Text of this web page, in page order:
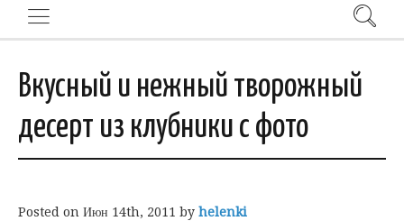
Вкусный и нежный творожный
десерт из клубники с фото
Posted on Июн 14th, 2011 by helenki